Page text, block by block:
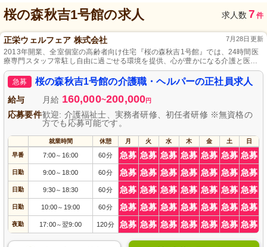
桜の森秋吉1号館の求人 求人数 7 件
正栄ウェルフェア 株式会社 7月28日更新
2013年開業、全室個室の高齢者向け住宅『桜の森秋吉1号館』では、24時間医
療専門スタッフ常駐し自由に過ごせる環境を提供、心が豊かになる介護と医介
連携で利用者全てのニーズに応えます。
急募
桜の森秋吉1号館の介護職・ヘルパーの正社員求人
給与 月給 160,000~200,000円
応募要件歓迎: 介護福祉士、実務者研修、初任者研修 ※無資格の
方でも応募可能です。
就業時間 休憩 月 火 水 木 金 土 日
早番 7:00～ 16:00 60分 急募 急募 急募 急募 急募 急募 急募
日勤 9:00～ 18:00 60分 急募 急募 急募 急募 急募 急募 急募
日勤 9:30～ 18:30 60分 急募 急募 急募 急募 急募 急募 急募
日勤 10:00～ 19:00 60分 急募 急募 急募 急募 急募 急募 急募
夜勤 17:00～翌9:00 120分 急募 急募 急募 急募 急募 急募 急募